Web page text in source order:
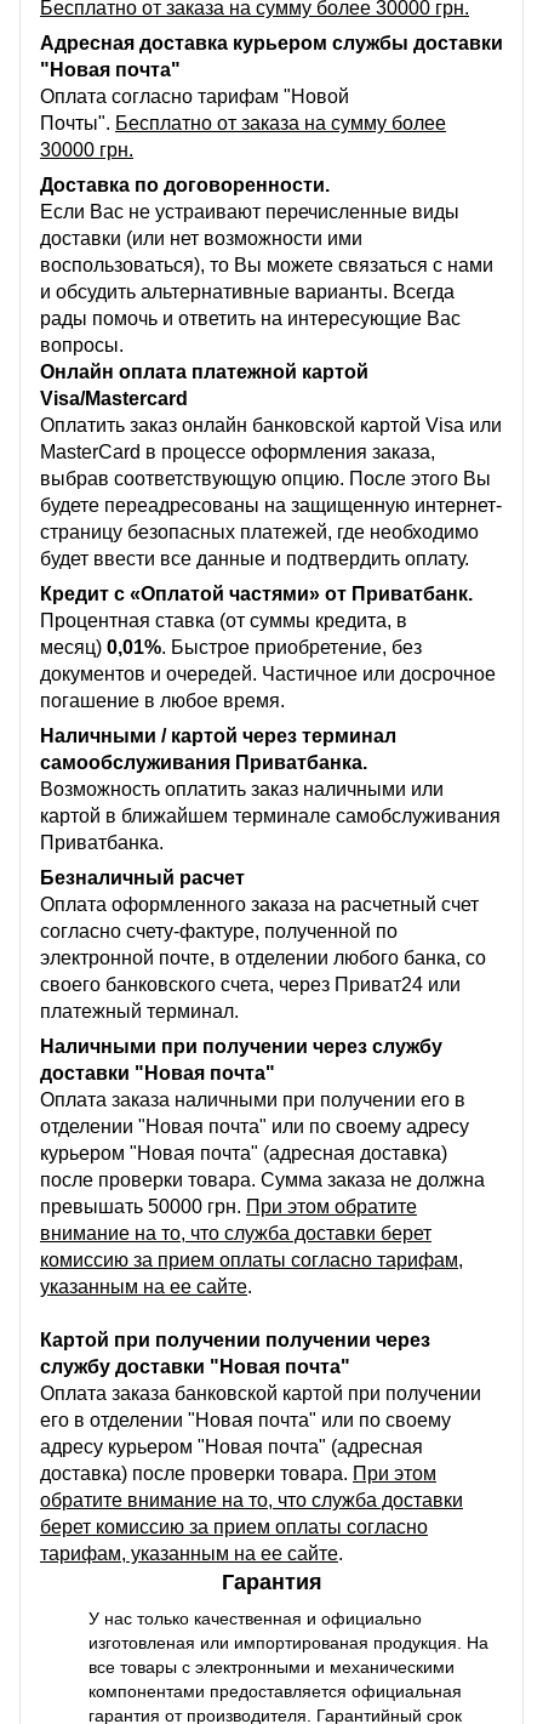
Бесплатно от заказа на сумму более 30000 грн.
Адресная доставка курьером службы доставки
"Новая почта"
Оплата согласно тарифам "Новой
Почты". Бесплатно от заказа на сумму более
30000 грн.
Доставка по договоренности.
Если Вас не устраивают перечисленные виды
доставки (или нет возможности ими
воспользоваться), то Вы можете связаться с нами
и обсудить альтернативные варианты. Всегда
рады помочь и ответить на интересующие Вас
вопросы.
Онлайн оплата платежной картой
Visa/Mastercard
Оплатить заказ онлайн банковской картой Visa или
MasterCard в процессе оформления заказа,
выбрав соответствующую опцию. После этого Вы
будете переадресованы на защищенную интернет-
страницу безопасных платежей, где необходимо
будет ввести все данные и подтвердить оплату.
Кредит с «Оплатой частями» от Приватбанк.
Процентная ставка (от суммы кредита, в
месяц) 0,01%. Быстрое приобретение, без
документов и очередей. Частичное или досрочное
погашение в любое время.
Наличными / картой через терминал
самообслуживания Приватбанка.
Возможность оплатить заказ наличными или
картой в ближайшем терминале самобслуживания
Приватбанка.
Безналичный расчет
Оплата оформленного заказа на расчетный счет
согласно счету-фактуре, полученной по
электронной почте, в отделении любого банка, со
своего банковского счета, через Приват24 или
платежный терминал.
Наличными при получении через службу
доставки "Новая почта"
Оплата заказа наличными при получении его в
отделении "Новая почта" или по своему адресу
курьером "Новая почта" (адресная доставка)
после проверки товара. Сумма заказа не должна
превышать 50000 грн. При этом обратите
внимание на то, что служба доставки берет
комиссию за прием оплаты согласно тарифам,
указанным на ее сайте.
Картой при получении получении через
службу доставки "Новая почта"
Оплата заказа банковской картой при получении
его в отделении "Новая почта" или по своему
адресу курьером "Новая почта" (адресная
доставка) после проверки товара. При этом
обратите внимание на то, что служба доставки
берет комиссию за прием оплаты согласно
тарифам, указанным на ее сайте.
Гарантия
У нас только качественная и официально
изготовленая или импортированая продукция. На
все товары с электронными и механическими
компонентами предоставляется официальная
гарантия от производителя. Гарантийный срок